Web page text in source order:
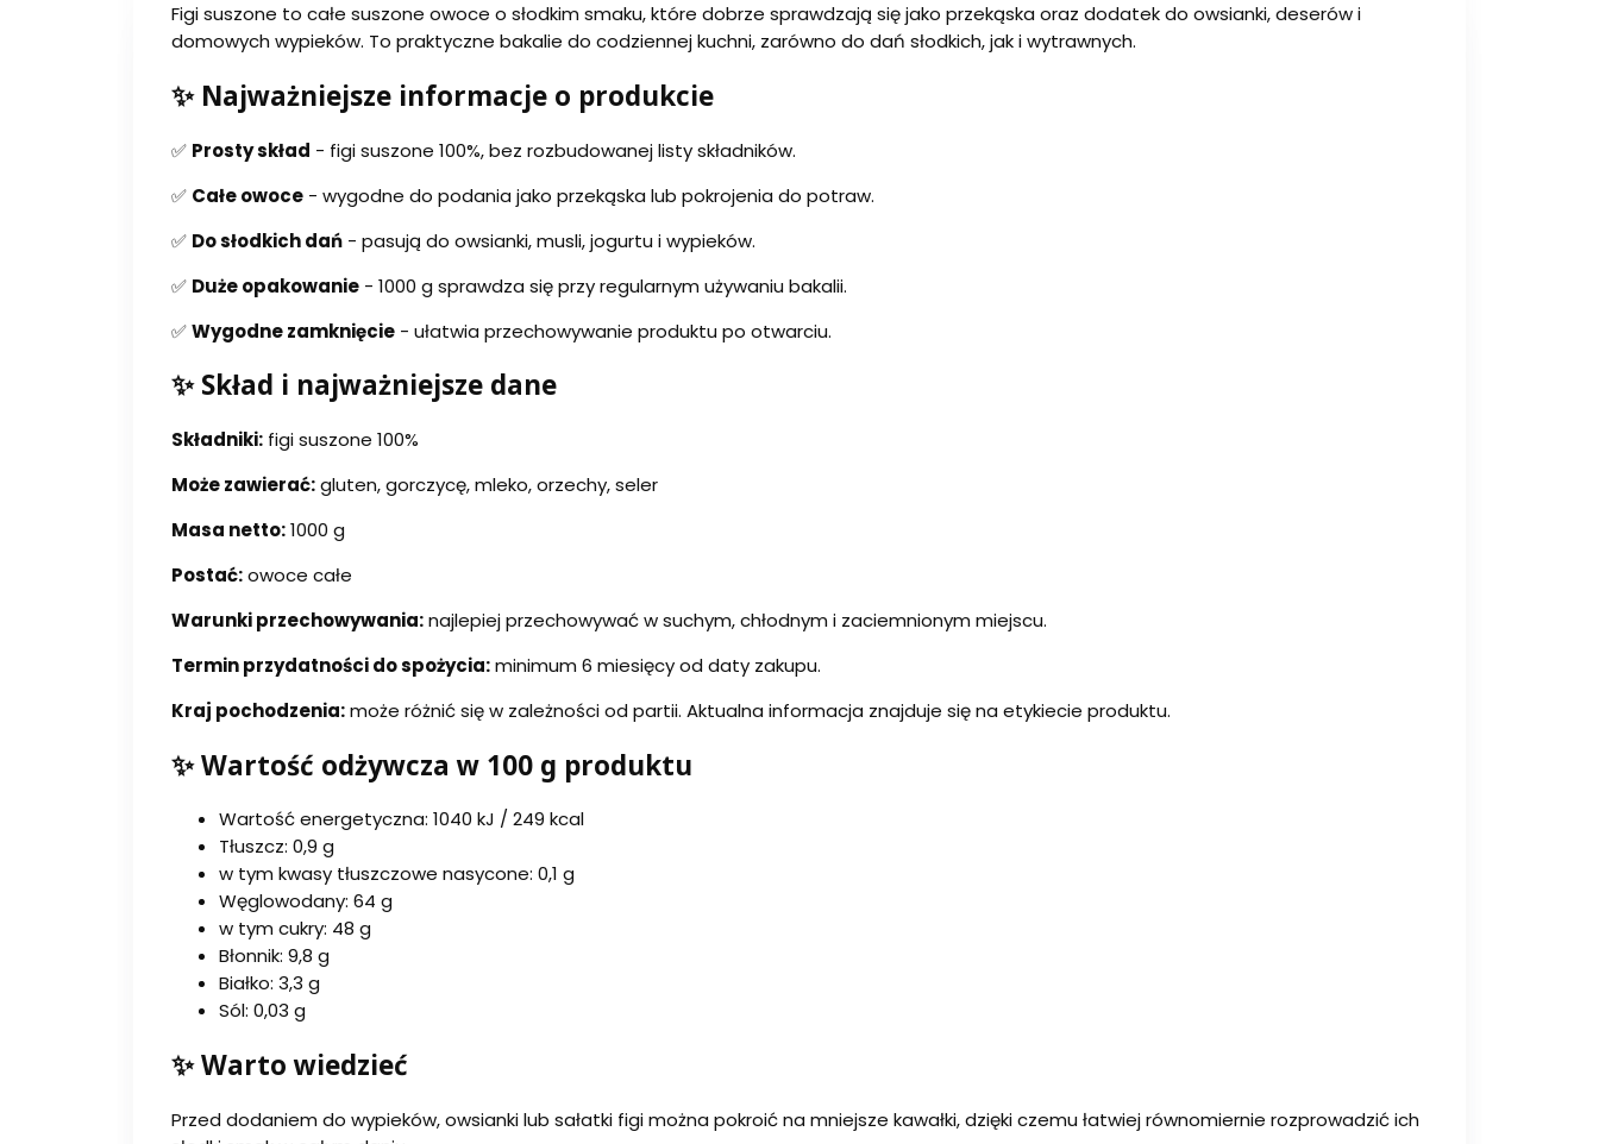
Figi suszone to całe suszone owoce o słodkim smaku, które dobrze sprawdzają się jako przekąska oraz dodatek do owsianki, deserów i
domowych wypieków. To praktyczne bakalie do codziennej kuchni, zarówno do dań słodkich, jak i wytrawnych.
✨ Najważniejsze informacje o produkcie
✅ Prosty skład - figi suszone 100%, bez rozbudowanej listy składników.
✅ Całe owoce - wygodne do podania jako przekąska lub pokrojenia do potraw.
✅ Do słodkich dań - pasują do owsianki, musli, jogurtu i wypieków.
✅ Duże opakowanie - 1000 g sprawdza się przy regularnym używaniu bakalii.
✅Wygodne zamknięcie - ułatwia przechowywanie produktu po otwarciu.
✨ Skład i najważniejsze dane
Składniki: figi suszone 100%
Może zawierać:gluten, gorczycę, mleko, orzechy, seler
Masa netto:1000 g
Postać:owoce całe
Warunki przechowywania:najlepiej przechowywać w suchym, chłodnym i zaciemnionym miejscu.
Termin przydatności do spożycia:minimum 6 miesięcy od daty zakupu.
Kraj pochodzenia:może różnić się w zależności od partii. Aktualna informacja znajduje się na etykiecie produktu.
✨ Wartość odżywcza w 100 g produktu
Wartość energetyczna: 1040 kJ / 249 kcal
Tłuszcz: 0,9 g
w tym kwasy tłuszczowe nasycone: 0,1 g
Węglowodany: 64 g
w tym cukry: 48 g
Błonnik: 9,8 g
Białko: 3,3 g
Sól: 0,03 g
✨ Warto wiedzieć
Przed dodaniem do wypieków, owsianki lub sałatki figi można pokroić na mniejsze kawałki, dzięki czemu łatwiej równomiernie rozprowadzić ich